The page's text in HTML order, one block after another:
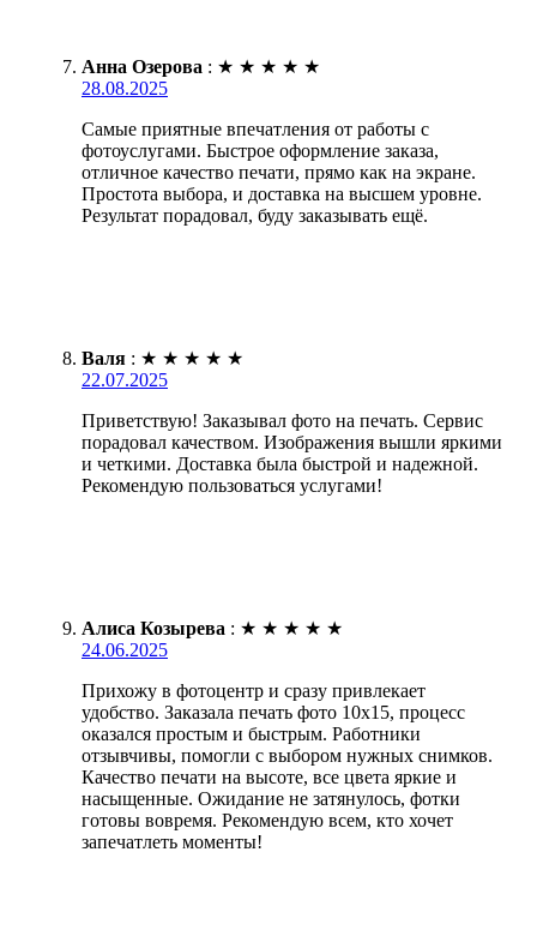
Анна Озерова : ★ ★ ★ ★ ★
28.08.2025
Самые приятные впечатления от работы с
фотоуслугами. Быстрое оформление заказа,
отличное качество печати, прямо как на экране.
Простота выбора, и доставка на высшем уровне.
Результат порадовал, буду заказывать ещё.
Валя : ★ ★ ★ ★ ★
22.07.2025
Приветствую! Заказывал фото на печать. Сервис
порадовал качеством. Изображения вышли яркими
и четкими. Доставка была быстрой и надежной.
Рекомендую пользоваться услугами!
Алиса Козырева : ★ ★ ★ ★ ★
24.06.2025
Прихожу в фотоцентр и сразу привлекает
удобство. Заказала печать фото 10х15, процесс
оказался простым и быстрым. Работники
отзывчивы, помогли с выбором нужных снимков.
Качество печати на высоте, все цвета яркие и
насыщенные. Ожидание не затянулось, фотки
готовы вовремя. Рекомендую всем, кто хочет
запечатлеть моменты!